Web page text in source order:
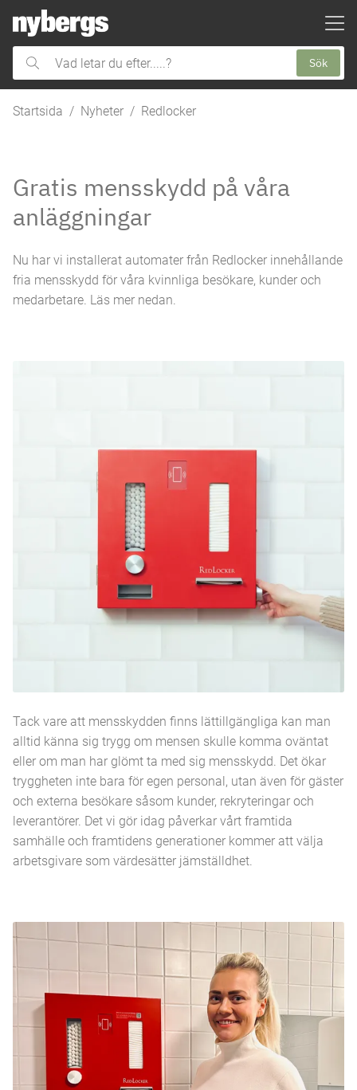
huvudinnehållet
Vad
letar
du
Sök
Startsida Nyheter Redlocker
Gratis mensskydd på våra
anläggningar
Nu har vi installerat automater från Redlocker innehållande
fria mensskydd för våra kvinnliga besökare, kunder och
medarbetare. Läs mer nedan.
Tack vare att mensskydden finns lättillgängliga kan man
alltid känna sig trygg om mensen skulle komma oväntat
eller om man har glömt ta med sig mensskydd. Det ökar
tryggheten inte bara för egen personal, utan även för gäster
och externa besökare såsom kunder, rekryteringar och
leverantörer. Det vi gör idag påverkar vårt framtida
samhälle och framtidens generationer kommer att välja
arbetsgivare som värdesätter jämställdhet.